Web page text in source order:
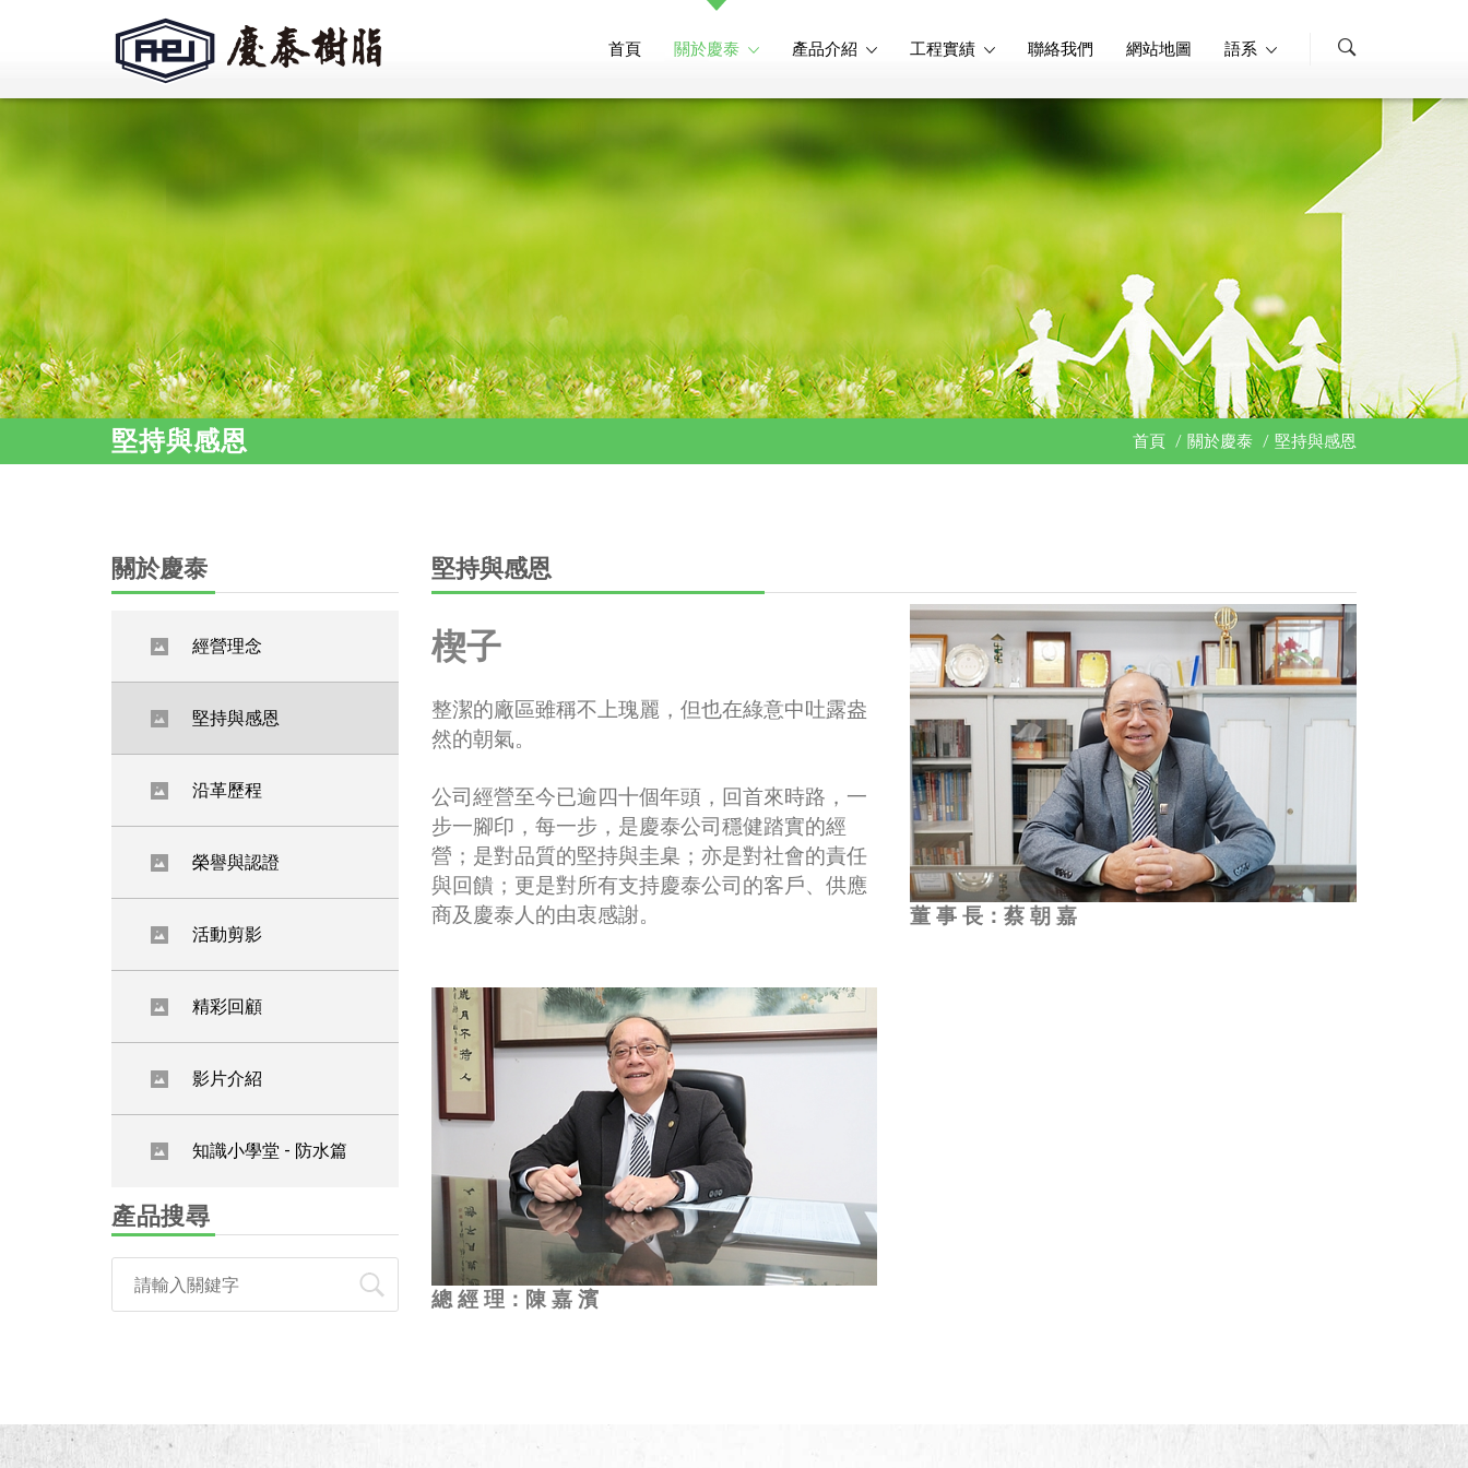
首頁 關於慶泰 產品介紹 工程實績 聯絡我們 網站地圖 語系
堅持與感恩 首頁 / 關於慶泰 / 堅持與感恩
關於慶泰
經營理念
堅持與感恩
沿革歷程
榮譽與認證
活動剪影
精彩回顧
影片介紹
知識小學堂 - 防水篇
產品搜尋
堅持與感恩
楔子
整潔的廠區雖稱不上瑰麗，但也在綠意中吐露盎
然的朝氣。
公司經營至今已逾四十個年頭，回首來時路， 一
步一腳印，每一步，是慶泰公司穩健踏實的經
營 ；是對品質的堅持與圭臬；亦是對社會的責任
與回饋；更是對所有支持慶泰公司的客戶、供應
商及慶泰人的由衷感謝。 董 事 長：蔡 朝 嘉
總 經 理：陳 嘉 濱